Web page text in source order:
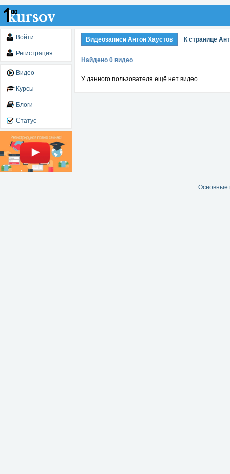
Войти
Регистрация
Видео
Курсы
Блоги
Статус
Видеозаписи Антон Хаустов К странице
Найдено 0 видео
У данного пользователя ещё нет видео.
Основные